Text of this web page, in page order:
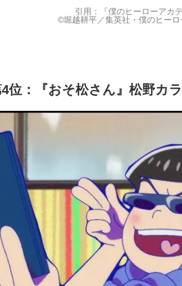
引用：『僕のヒーローアカ
©堀越耕平／集英社・僕のヒー
位：『おそ松さん』松野カ